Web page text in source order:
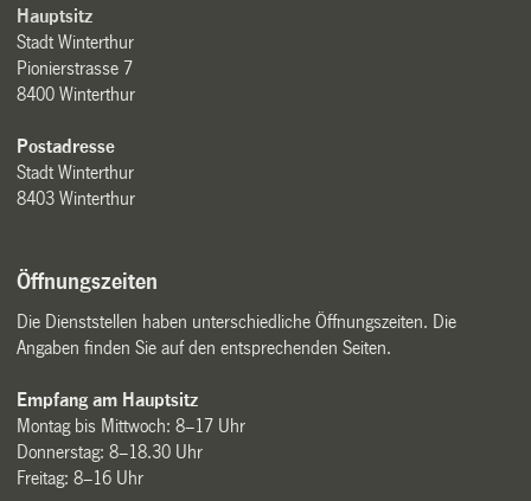
Hauptsitz
Stadt Winterthur
Pionierstrasse 7
8400 Winterthur
Postadresse
Stadt Winterthur
8403 Winterthur
Öffnungszeiten
Die Dienststellen haben unterschiedliche Öffnungszeiten. Die
Angaben finden Sie auf den entsprechenden Seiten.
Empfang am Hauptsitz
Montag bis Mittwoch: 8–17 Uhr
Donnerstag: 8–18.30 Uhr
Freitag: 8–16 Uhr